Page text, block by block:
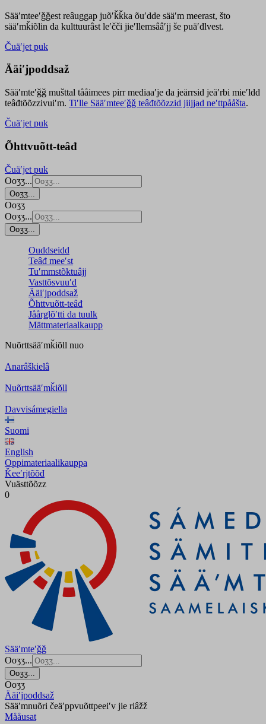
Sääʹmteeʹǧǧest reâuggap juõʹǩǩka õuʹdde sääʹm meerast, što
sääʹmǩiõlin da kulttuurâst leʹčči jieʹllemsââʹjj še puäʹđlvest.
Čuäʹjet puk
Ääiʹjpoddsaž
Sääʹmteʹǧǧ mušttal tååimees pirr mediaaʹje da jeärrsid jeäʹrbi mieʹldd
teâđtõõzzivuiʹm. Tiʹlle Sääʹmteeʹǧǧ teâđtõõzzid jiijjad neʹttpååšta.
Čuäʹjet puk
Õhttvuõtt-teâđ
Čuäʹjet puk
Ooʒʒ...
Ooʒʒ...
Ooʒʒ
Ooʒʒ...
Ooʒʒ...
Ouddseidd
Teâđ meeʹst
Tuʹmmstõktuâjj
Vasttõsvuuʹd
Ääiʹjpoddsaž
Õhttvuõtt-teâđ
Jåårǥlõʹtti da tuulk
Mättmateriaalkaupp
Nuõrttsääʹmǩiõll nuo
Anarâškielâ
Nuõrttsääʹmǩiõll
Davvisámegiella
Suomi
English
Oppimateriaalikauppa
Ǩeeʹrjtõõđ
Vuästtõõzz
0
Sääʹmteʹǧǧ
Ooʒʒ...
Ooʒʒ...
Ooʒʒ
Ääiʹjpoddsaž
Sääʹmnuõri čeäʹppvuõttpeeiʹv jie riâžž
Mååusat